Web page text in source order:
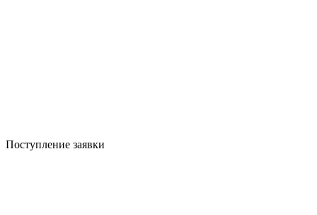
Поступление заявки